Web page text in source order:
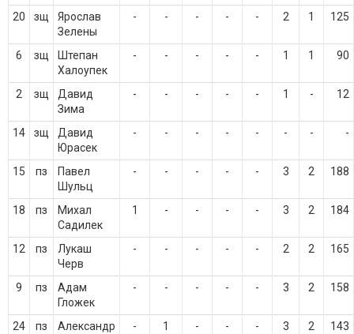
20 зщ
Ярослав
Зелены
- - - - - 2 1 125
6 зщ
Штепан
Халоупек
- - - - - 1 1 90
2 зщ
Давид
Зима
- - - - - 1 - 12
14 зщ
Давид
Юрасек
- - - - - - - -
15 пз
Павел
Шульц
- - - - - 3 2 188
18 пз
Михал
Садилек
1 - - - - 3 2 184
12 пз
Лукаш
Черв
- - - - - 2 2 165
9 пз
Адам
Гложек
- - - - - 3 2 158
24 пз
Александр
- 1 - - - 3 2 143